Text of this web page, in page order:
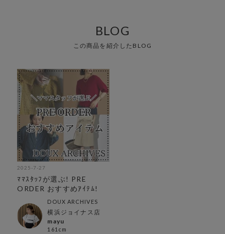
BLOG
この商品を紹介したBLOG
2025-7-27
ﾏﾏｽﾀｯﾌが選ぶ! PRE
ORDER おすすめｱｲﾃﾑ!
DOUX ARCHIVES
横浜ジョイナス店
mayu
161cm